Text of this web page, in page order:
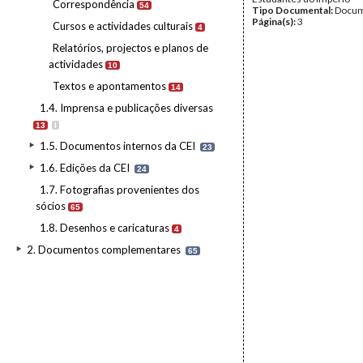
Correspondência 54
Cursos e actividades culturais 4
Relatórios, projectos e planos de
actividades 10
Textos e apontamentos 14
1.4. Imprensa e publicações diversas
13 I
1.5. Documentos internos da CEI 23
1.6. Edições da CEI 24
1.7. Fotografias provenientes dos
sócios 65
1.8. Desenhos e caricaturas 4
2. Documentos complementares 65
Tipo Documental:
Página(s):3